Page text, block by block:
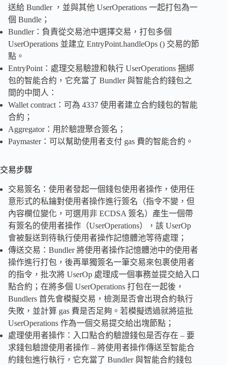
送給 Bundler ，並與其他 UserOperations 一起打包為一
個 Bundle；
Bundler：負責從交易池中選擇交易，打包多個
UserOperations 並建立 EntryPoint.handleOps () 交易的節
點。
EntryPoint：處理交易驗證和執行 UserOperations 捆綁
包的智能合約，它充當了 Bundler 與智能合約錢包之
間的中間人：
Wallet contract：可為 4337 使用者建立合約錢包的智能
合約；
Aggregator：用於驗證聚合簽名；
Paymaster：可以幫助使用者支付 gas 費的智能合約。
交易步驟
交易簽名：使用者發起一個錢包使用者操作，使用任
意形式的私鑰對使用者操作進行簽名（指令不變，但
內容欄位變化，可選用非 ECDSA 簽名）產生一個帶
有簽名的使用者操作（UserOperations），該 UserOp
會被髮送到待執行使用者操作記憶體池等待處理；
傳送交易：Bundler 將使用者操作記憶體池中的使用者
操作進行打包，後再單獨簽名一筆交易來包裹使用者
的指令，批次將 UserOp 處理成一個事務並提交給入口
點合約；在將多個 UserOperations 打包在一起後，
Bundlers 首先會模擬交易，檢測是否會出現合約執行
失敗，並計算 gas 費是否足夠。若模擬透過就將這批
UserOperations 作為一個交易提交給出塊節點；
處理使用者操作：入口點合約驗證錢包是否存在 – 要
求錢包驗證使用者操作 – 將使用者操作傳送至智能合
約錢包進行執行，它充當了 Bundler 與智能合約錢包